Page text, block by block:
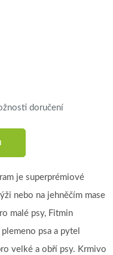
doručení
je superprémiové
nebo na jehněčím mase
malé psy, Fitmin
psa a pytel
velké a obří psy. Krmivo